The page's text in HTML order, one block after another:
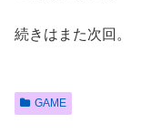
続きはまた次回。
GAME